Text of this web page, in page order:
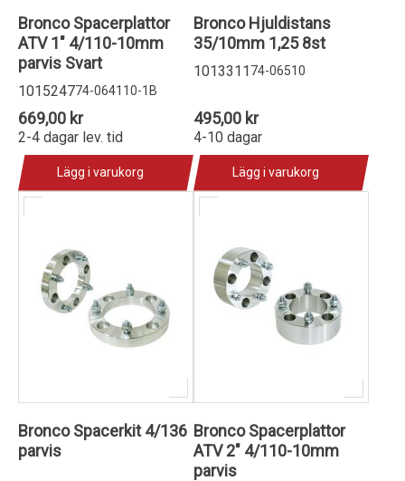
Bronco Spacerplattor
ATV 1" 4/110-10mm
parvis Svart
101524774-064110-1B
669,00 kr
2-4 dagar lev. tid
Lägg i varukorg
Bronco Hjuldistans
35/10mm 1,25 8st
101331174-06510
495,00 kr
4-10 dagar
Lägg i varukorg
Bronco Spacerkit 4/136
parvis
Bronco Spacerplattor
ATV 2" 4/110-10mm
parvis